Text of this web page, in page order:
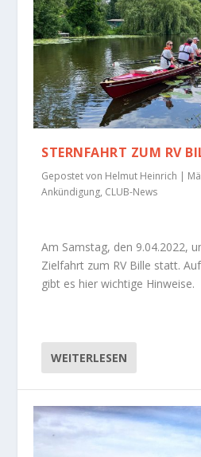
STERNFAHRT ZUM RV
Gepostet von Helmut Heinrich |
Ankündigung, CLUB-News
Am Samstag, den 9.04.2022,
Zielfahrt zum RV Bille statt.
gibt es hier wichtige Hinweise.
WEITERLESEN